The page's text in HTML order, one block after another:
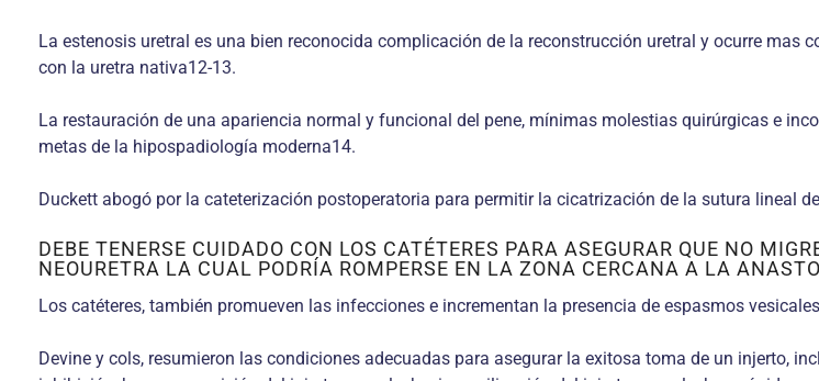
La estenosis uretral es una bien reconocida complicación de la reconstrucción uretral y ocurre mas
con la uretra nativa12-13.
La restauración de una apariencia normal y funcional del pene, mínimas molestias quirúrgicas e
metas de la hipospadiología moderna14.
Duckett abogó por la cateterización postoperatoria para permitir la cicatrización de la sutura lineal
DEBE TENERSE CUIDADO CON LOS CATÉTERES PARA ASEGURAR QUE NO
NEOURETRA LA CUAL PODRÍA ROMPERSE EN LA ZONA CERCANA A LA
Los catéteres, también promueven las infecciones e incrementan la presencia de espasmos
Devine y cols, resumieron las condiciones adecuadas para asegurar la exitosa toma de un injerto,